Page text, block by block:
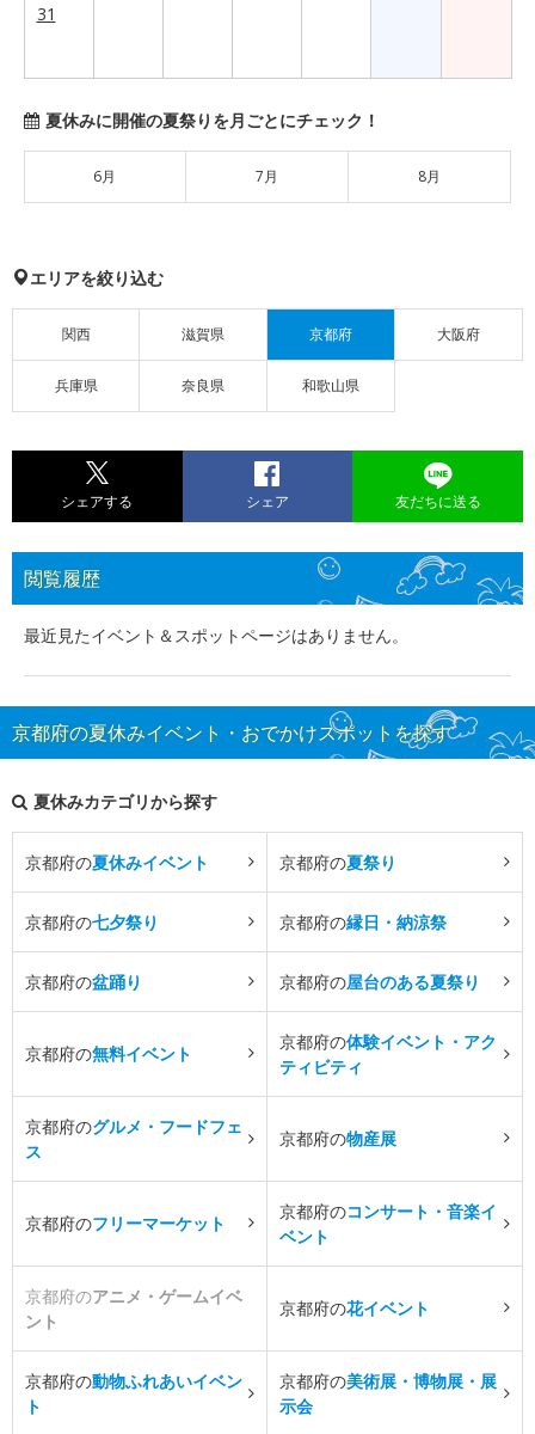
31
夏休みに開催の夏祭りを月ごとにチェック！
6月 7月 8月
エリアを絞り込む
関西 滋賀県 京都府 大阪府
兵庫県 奈良県 和歌山県
シェアする シェア 友だちに送る
閲覧履歴
最近見たイベント＆スポットページはありません。
京都府の夏休みイベント・おでかけスポットを探す
夏休みカテゴリから探す
京都府の夏休みイベント 京都府の夏祭り
京都府の七夕祭り 京都府の縁日・納涼祭
京都府の盆踊り 京都府の屋台のある夏祭り
京都府の無料イベント
京都府の体験イベント・アク
ティビティ
京都府のグルメ・フードフェ
ス
京都府の物産展
京都府のフリーマーケット
京都府のコンサート・音楽イ
ベント
京都府のアニメ・ゲームイベ
ント
京都府の花イベント
京都府の動物ふれあいイベン
ト
京都府の美術展・博物展・展
示会